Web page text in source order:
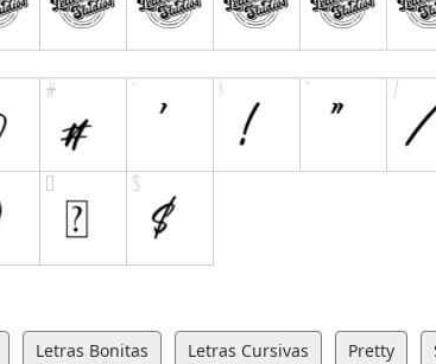
Letras Bonitas Letras Cursivas Pretty